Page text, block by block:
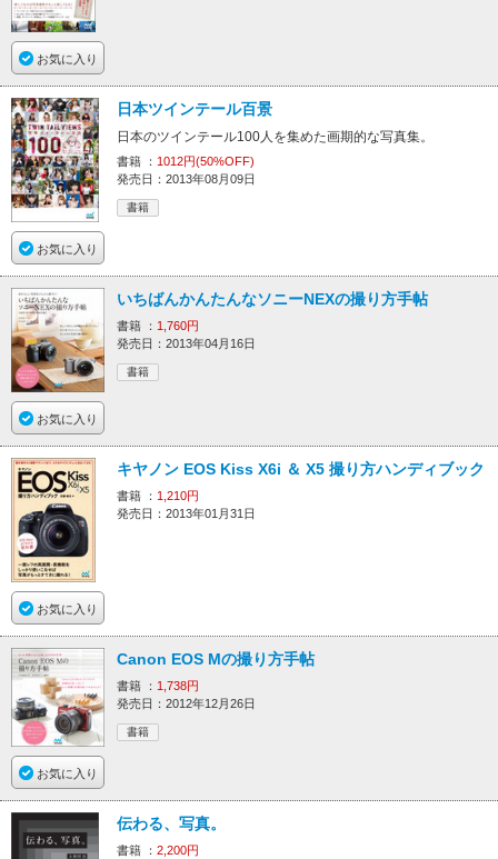
お気に入り
お気に入り
日本ツインテール百景
日本のツインテール100人を集めた画期的な写真集。
書籍 ： 1012円(50%OFF)
発売日：2013年08月09日
書籍
お気に入り
いちばんかんたんなソニーNEXの撮り方手帖
書籍 ： 1,760円
発売日：2013年04月16日
書籍
お気に入り
キヤノン EOS Kiss X6i ＆ X5 撮り方ハンディブック
書籍 ： 1,210円
発売日：2013年01月31日
お気に入り
Canon EOS Mの撮り方手帖
書籍 ： 1,738円
発売日：2012年12月26日
書籍
伝わる、写真。
書籍 ： 2,200円